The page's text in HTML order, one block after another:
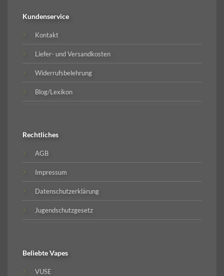
Kundenservice
Kontakt
Liefer- und Versandkosten
Widerrufsbelehrung
Blog/Lexikon
Rechtliches
AGB
Impressum
Datenschutzerklärung
Jugendschutzgesetz
BeliebteVapes
VUSE